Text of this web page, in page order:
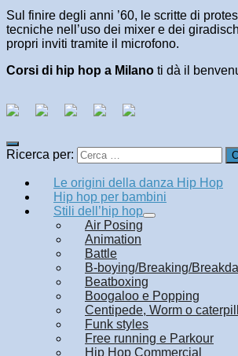
Sul finire degli anni ’60, le scritte di
tecniche nell’uso dei mixer e dei
propri inviti tramite il microfono.
Corsi di hip hop a Milano ti dà il
Ricerca per:
Le origini della danza Hip Hop
Hip hop per bambini
Stili dell’hip hop
Air Posing
Animation
Battle
B-boying/Breaking/
Beatboxing
Boogaloo e Popping
Centipede, Worm o
Funk styles
Free running e Parkour
Hip Hop Commercial